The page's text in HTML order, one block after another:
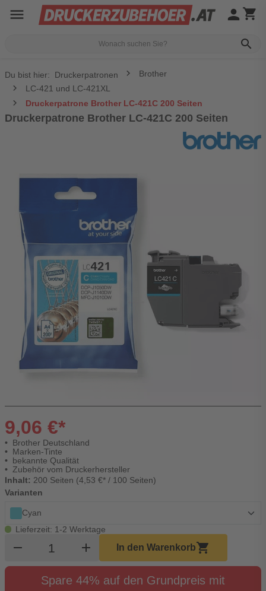
menu
search
person shopping_cart
Du bist hier: Druckerpatronen
Brother
LC-421 und LC-421XL
Druckerpatrone Brother LC-421C 200 Seiten
Druckerpatrone Brother LC-421C 200 Seiten
9,06 €*
Brother Deutschland
Marken-Tinte
bekannte Qualität
Zubehör vom Druckerhersteller
Inhalt: 200 Seiten (4,53 €* / 100 Seiten)
Varianten
Cyan
Lieferzeit: 1-2 Werktage
remove Produkt Warenkorb Menge
add In den Warenkorbshopping_cart
Spare 44% auf den Grundpreis mit